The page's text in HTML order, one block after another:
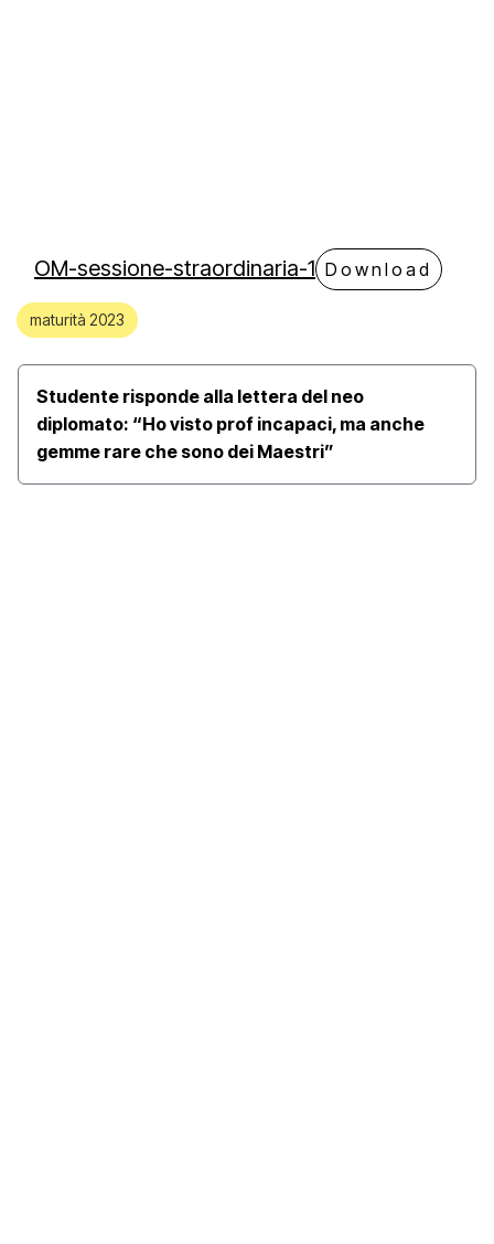
OM-sessione-straordinaria-1 Download
maturità 2023
Studente risponde alla lettera del neo
diplomato: “Ho visto prof incapaci, ma anche
gemme rare che sono dei Maestri”